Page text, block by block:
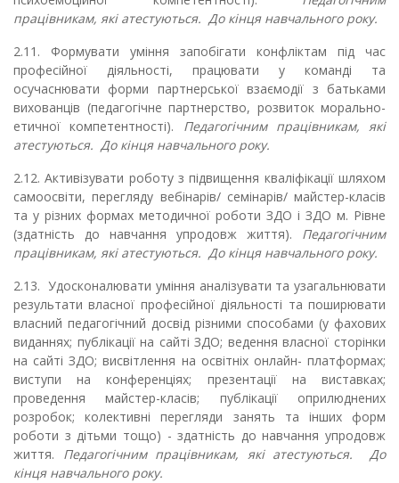
працівникам, які атестуються. До кінця навчального року.
2.11. Формувати уміння запобігати конфліктам під час
професійної діяльності, працювати у команді та
осучаснювати форми партнерської взаємодії з батьками
вихованців (педагогічне партнерство, розвиток морально-
етичної компетентності). Педагогічним працівникам, які
атестуються. До кінця навчального року.
2.12. Активізувати роботу з підвищення кваліфікації шляхом
самоосвіти, перегляду вебінарів/ семінарів/ майстер-класів
та у різних формах методичної роботи ЗДО і ЗДО м. Рівне
(здатність до навчання упродовж життя). Педагогічним
працівникам, які атестуються. До кінця навчального року.
2.13. Удосконалювати уміння аналізувати та узагальнювати
результати власної професійної діяльності та поширювати
власний педагогічний досвід різними способами (у фахових
виданнях; публікації на сайті ЗДО; ведення власної сторінки
на сайті ЗДО; висвітлення на освітніх онлайн- платформах;
виступи на конференціях; презентації на виставках;
проведення майстер-класів; публікації оприлюднених
розробок; колективні перегляди занять та інших форм
роботи з дітьми тощо) - здатність до навчання упродовж
життя. Педагогічним працівникам, які атестуються. До
кінця навчального року.